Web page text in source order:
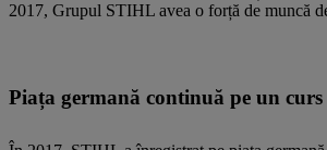
2017, Grupul STIHL avea o forță de muncă
Piața germană continuă pe un curs